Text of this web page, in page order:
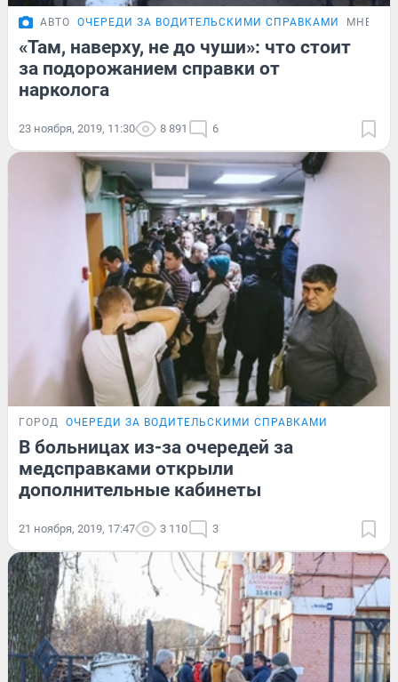
АВТО ОЧЕРЕДИ ЗА ВОДИТЕЛЬСКИМИ СПРАВКАМИ МНЕНИЕ
«Там, наверху, не до чуши»: что стоит
за подорожанием справки от
нарколога
23 ноября, 2019, 11:30 8 891 6
ГОРОД ОЧЕРЕДИ ЗА ВОДИТЕЛЬСКИМИ СПРАВКАМИ
В больницах из-за очередей за
медсправками открыли
дополнительные кабинеты
21 ноября, 2019, 17:47 3 110 3